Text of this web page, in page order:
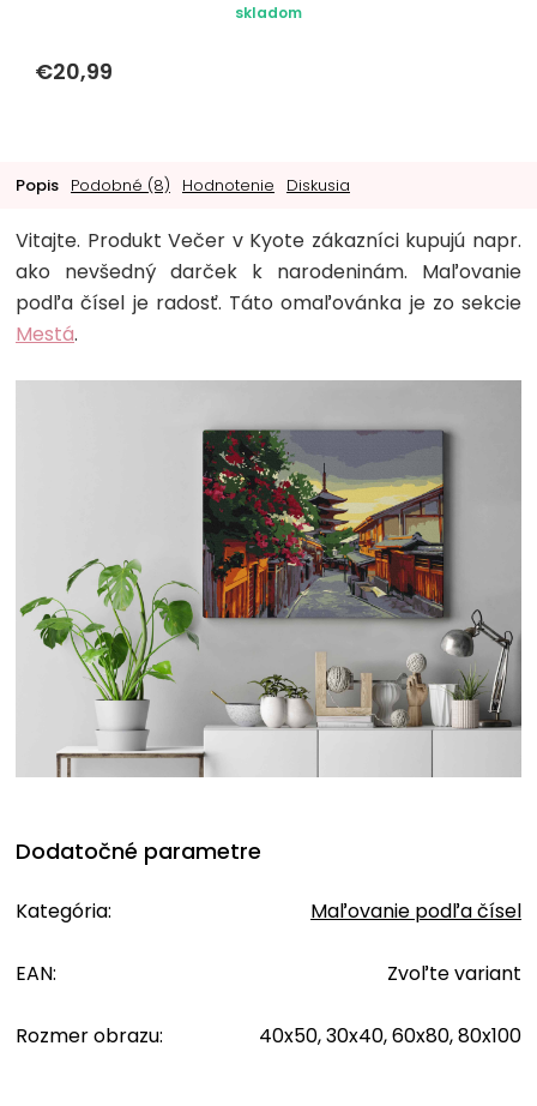
skladom
€20,99
Popis Podobné (8) Hodnotenie Diskusia
Vitajte. Produkt Večer v Kyote zákazníci kupujú napr.
ako nevšedný darček k narodeninám. Maľovanie
podľa čísel je radosť. Táto omaľovánka je zo sekcie
Mestá.
Dodatočné parametre
Kategória: Maľovanie podľa čísel
EAN: Zvoľte variant
Rozmer obrazu: 40x50, 30x40, 60x80, 80x100